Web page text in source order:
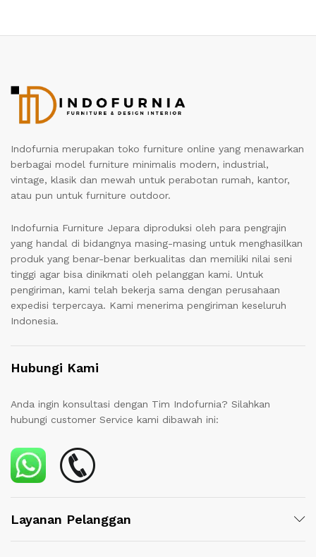
Indofurnia merupakan toko furniture online yang menawarkan
berbagai model furniture minimalis modern, industrial,
vintage, klasik dan mewah untuk perabotan rumah, kantor,
atau pun untuk furniture outdoor.
Indofurnia Furniture Jepara diproduksi oleh para pengrajin
yang handal di bidangnya masing-masing untuk menghasilkan
produk yang benar-benar berkualitas dan memiliki nilai seni
tinggi agar bisa dinikmati oleh pelanggan kami. Untuk
pengiriman, kami telah bekerja sama dengan perusahaan
expedisi terpercaya. Kami menerima pengiriman keseluruh
Indonesia.
Hubungi Kami
Anda ingin konsultasi dengan Tim Indofurnia? Silahkan
hubungi customer Service kami dibawah ini:
Layanan Pelanggan